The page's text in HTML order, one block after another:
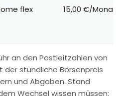
flex 15,00 €/Monat
an den Postleitzahlen von
stündliche Börsenpreis
und Abgaben. Stand
Wechsel wissen müssen: